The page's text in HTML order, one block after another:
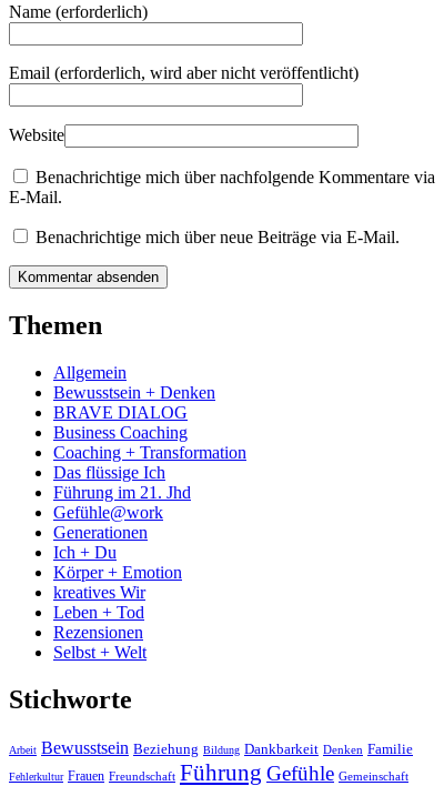
Name (erforderlich)
Email (erforderlich, wird aber nicht veröffentlicht)
Website
Benachrichtige mich über nachfolgende Kommentare via
E-Mail.
Benachrichtige mich über neue Beiträge via E-Mail.
Themen
Allgemein
Bewusstsein + Denken
BRAVE DIALOG
Business Coaching
Coaching + Transformation
Das flüssige Ich
Führung im 21. Jhd
Gefühle@work
Generationen
Ich + Du
Körper + Emotion
kreatives Wir
Leben + Tod
Rezensionen
Selbst + Welt
Stichworte
Arbeit Bewusstsein Beziehung Bildung Dankbarkeit Denken Familie
Fehlerkultur Frauen Freundschaft Führung Gefühle Gemeinschaft